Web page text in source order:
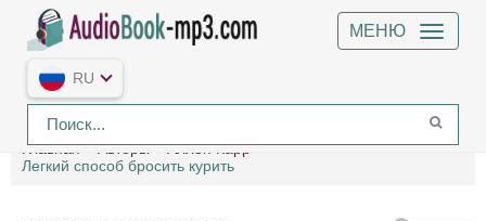
МЕНЮ
RU
Главная Авторы
Аллен Карр
Легкий способ бросить курить